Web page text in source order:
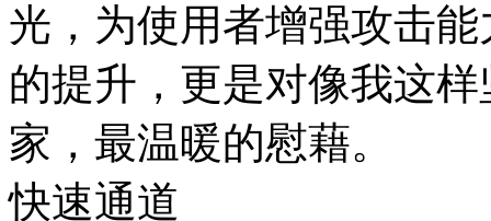
光，为使用者增强攻击
的提升，更是对像我这
家，最温暖的慰藉。
快速通道